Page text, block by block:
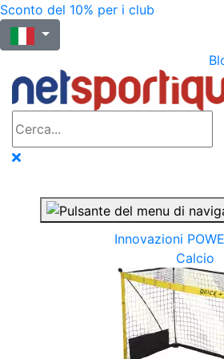
Sconto del 10% per i club
Innovazioni
Calcio